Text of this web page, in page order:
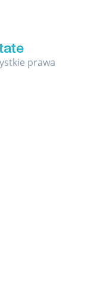
prawa